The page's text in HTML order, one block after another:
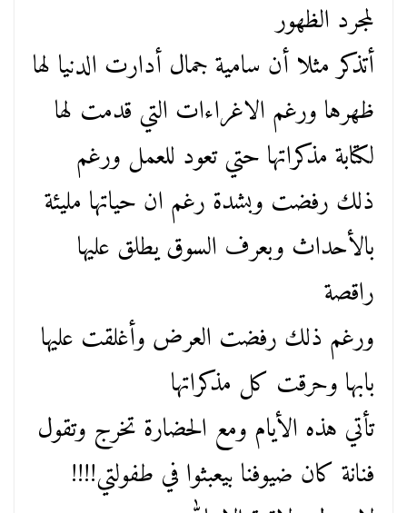
لمجرد الظهور
أتذكر مثلا أن سامية جمال أدارت الدنيا لها
ظهرها ورغم الاغراءات التي قدمت لها
لكتابة مذكراتها حتي تعود للعمل ورغم
ذلك رفضت وبشدة رغم ان حياتها مليئة
بالأحداث وبعرف السوق يطلق عليها
راقصة
ورغم ذلك رفضت العرض وأغلقت عليها
بابها وحرقت كل مذكراتها
تأتي هذه الأيام ومع الحضارة تخرج وتقول
فنانة كان ضيوفنا بيعبثوا في طفولتي!!!!